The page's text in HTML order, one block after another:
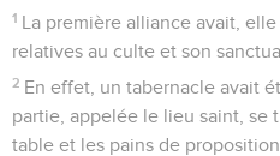
1 La première alliance avait,
relatives au culte et son
2 En effet, un tabernacle avait
partie, appelée le lieu saint, se
table et les pains de proposition.